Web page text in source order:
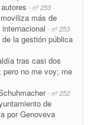
- nº 253
más de
- nº 253
la gestión pública
tras casi dos
pero no me voy; me
- nº 252
de
por Genoveva